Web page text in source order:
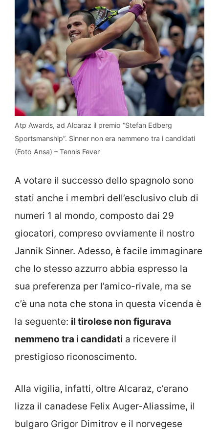
Atp Awards, ad Alcaraz il premio “Stefan Edberg
Sportsmanship”. Sinner non era nemmeno tra i candidati
(Foto Ansa) – Tennis Fever
A votare il successo dello spagnolo sono
stati anche i membri dell’esclusivo club di
numeri 1 al mondo, composto dai 29
giocatori, compreso ovviamente il nostro
Jannik Sinner. Adesso, è facile immaginare
che lo stesso azzurro abbia espresso la
sua preferenza per l’amico-rivale, ma se
c’è una nota che stona in questa vicenda è
la seguente: il tirolese non figurava
nemmeno tra i candidati a ricevere il
prestigioso riconoscimento.
Alla vigilia, infatti, oltre Alcaraz, c’erano
lizza il canadese Felix Auger-Aliassime, il
bulgaro Grigor Dimitrov e il norvegese